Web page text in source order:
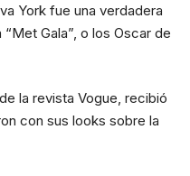
York fue una verdadera
Gala”, o los Oscar de
la revista Vogue, recibió
con sus looks sobre la